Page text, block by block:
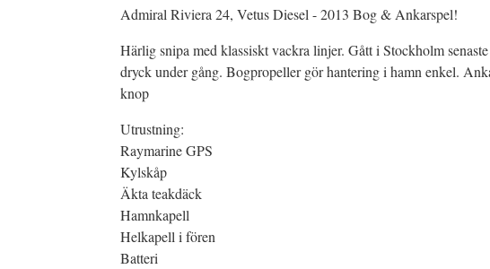
Admiral Riviera 24, Vetus Diesel - 2013 Bog & Ankarspel!
Härlig snipa med klassiskt vackra linjer. Gått i Stockholm
dryck under gång. Bogpropeller gör hantering i hamn enkel.
knop
Utrustning:
Raymarine GPS
Kylskåp
Äkta teakdäck
Hamnkapell
Helkapell i fören
Batteri